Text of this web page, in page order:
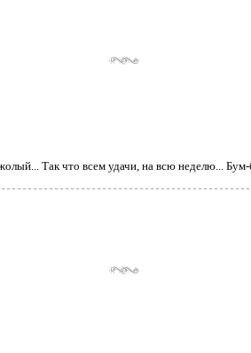
Так что всем удачи, на всю неделю...